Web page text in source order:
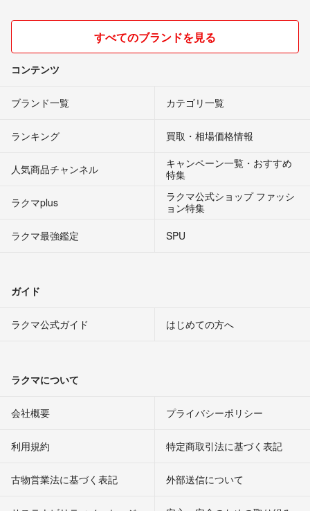
すべてのブランドを見る
コンテンツ
ブランド一覧 カテゴリ一覧
ランキング 買取・相場価格情報
人気商品チャンネル
キャンペーン一覧・おすすめ
特集
ラクマplus
ラクマ公式ショップ ファッシ
ョン特集
ラクマ最強鑑定
SPU
ガイド
ラクマ公式ガイド はじめての方へ
ラクマについて
会社概要 プライバシーポリシー
利用規約 特定商取引法に基づく表記
古物営業法に基づく表記 外部送信について